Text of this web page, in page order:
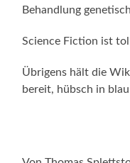
Behandlung
Science Fiction ist
Übrigens hält die
bereit, hübsch in